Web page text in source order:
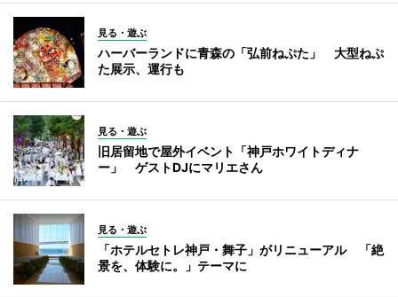
見る・遊ぶ
ハーバーランドに青森の「弘前ねぷた」 大型ねぷ
た展示、運行も
見る・遊ぶ
旧居留地で屋外イベント「神戸ホワイトディナ
ー」 ゲストDJにマリエさん
見る・遊ぶ
「ホテルセトレ神戸・舞子」がリニューアル 「絶
景を、体験に。」テーマに